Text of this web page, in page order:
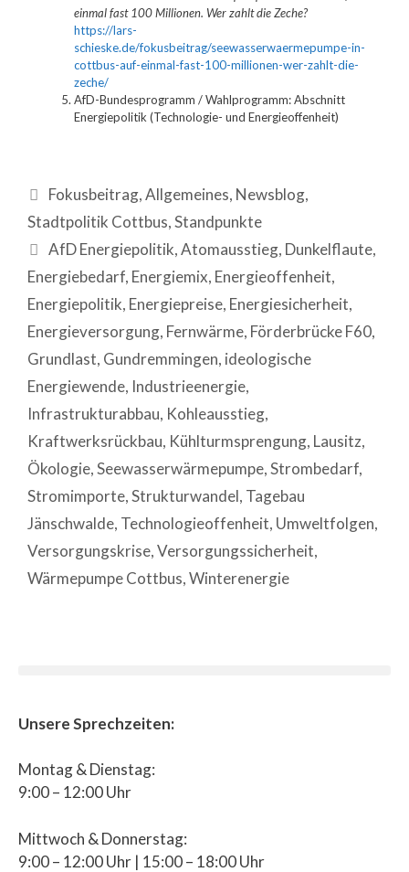
einmal fast 100 Millionen. Wer zahlt die Zeche?
https://lars-
schieske.de/fokusbeitrag/seewasserwaermepumpe-in-
cottbus-auf-einmal-fast-100-millionen-wer-zahlt-die-
zeche/
AfD-Bundesprogramm / Wahlprogramm: Abschnitt
Energiepolitik (Technologie- und Energieoffenheit)
Fokusbeitrag,Allgemeines, Newsblog,
Stadtpolitik Cottbus,Standpunkte
AfD Energiepolitik,Atomausstieg, Dunkelflaute,
Energiebedarf, Energiemix, Energieoffenheit,
Energiepolitik, Energiepreise, Energiesicherheit,
Energieversorgung, Fernwärme, Förderbrücke F60,
Grundlast, Gundremmingen, ideologische
Energiewende, Industrieenergie,
Infrastrukturabbau, Kohleausstieg,
Kraftwerksrückbau, Kühlturmsprengung, Lausitz,
Ökologie,Seewasserwärmepumpe,Strombedarf,
Stromimporte,Strukturwandel, Tagebau
Jänschwalde, Technologieoffenheit, Umweltfolgen,
Versorgungskrise,Versorgungssicherheit,
Wärmepumpe Cottbus,Winterenergie
Unsere Sprechzeiten:
Montag & Dienstag:
9:00 – 12:00 Uhr
Mittwoch & Donnerstag:
9:00 – 12:00 Uhr | 15:00 – 18:00 Uhr